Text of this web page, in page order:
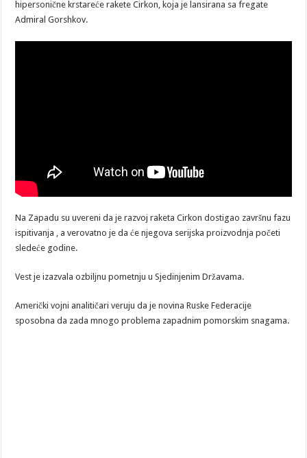
hipersonične krstareće rakete Cirkon, koja je lansirana sa fregate
Admiral Gorshkov.
Na Zapadu su uvereni da je razvoj raketa Cirkon dostigao završnu fazu
ispitivanja , a verovatno je da će njegova serijska proizvodnja početi
sledeće godine.
Vest je izazvala ozbiljnu pometnju u Sjedinjenim Državama.
Američki vojni analitičari veruju da je novina Ruske Federacije
sposobna da zada mnogo problema zapadnim pomorskim snagama.